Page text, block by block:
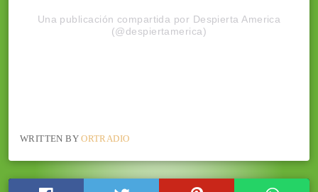
Una publicación compartida por Despierta America
(@despiertamerica)
WRITTEN BYORTRADIO